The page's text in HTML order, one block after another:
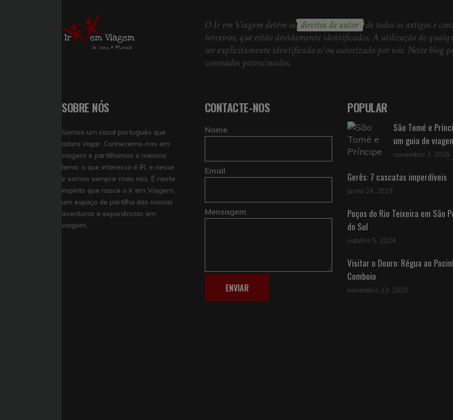
O Ir em Viagem detém os direitos de autor de todos os artigos e
terceiros, que estão devidamente identificados. A utilização de
ser explicitamente identificado e/ou autorizado por nós. Neste blog
conteúdos patrocinados.
SOBRE NÓS
Somos um casal português que
adora viajar. Conhecemo-nos em
viagem e partilhamos o mesmo
lema: o que interessa é IR, e nesse
ir somos sempre mais nós. É neste
espírito que nasce o Ir em Viagem,
um espaço de partilha das nossas
aventuras e experiências em
viagem.
CONTACTE-NOS
Nome
Email
Mensagem
ENVIAR
POPULAR
São Tomé e
um guia de
novembro 3, 2025
Gerês: 7 cascatas imperdíveis
junho 24, 2019
Poços do Rio Teixeira em São
do Sul
outubro 5, 2024
Visitar o Douro: Régua ao
Comboio
novembro 13, 2020